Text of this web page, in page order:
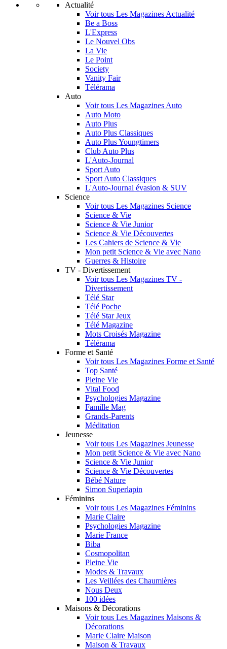
Actualité
Voir tous Les Magazines Actualité
Be a Boss
L'Express
Le Nouvel Obs
La Vie
Le Point
Society
Vanity Fair
Télérama
Auto
Voir tous Les Magazines Auto
Auto Moto
Auto Plus
Auto Plus Classiques
Auto Plus Youngtimers
Club Auto Plus
L'Auto-Journal
Sport Auto
Sport Auto Classiques
L'Auto-Journal évasion & SUV
Science
Voir tous Les Magazines Science
Science & Vie
Science & Vie Junior
Science & Vie Découvertes
Les Cahiers de Science & Vie
Mon petit Science & Vie avec Nano
Guerres & Histoire
TV - Divertissement
Voir tous Les Magazines TV -
Divertissement
Télé Star
Télé Poche
Télé Star Jeux
Télé Magazine
Mots Croisés Magazine
Télérama
Forme et Santé
Voir tous Les Magazines Forme et Santé
Top Santé
Pleine Vie
Vital Food
Psychologies Magazine
Famille Mag
Grands-Parents
Méditation
Jeunesse
Voir tous Les Magazines Jeunesse
Mon petit Science & Vie avec Nano
Science & Vie Junior
Science & Vie Découvertes
Bébé Nature
Simon Superlapin
Féminins
Voir tous Les Magazines Féminins
Marie Claire
Psychologies Magazine
Marie France
Biba
Cosmopolitan
Pleine Vie
Modes & Travaux
Les Veillées des Chaumières
Nous Deux
100 idées
Maisons & Décorations
Voir tous Les Magazines Maisons &
Décorations
Marie Claire Maison
Maison & Travaux